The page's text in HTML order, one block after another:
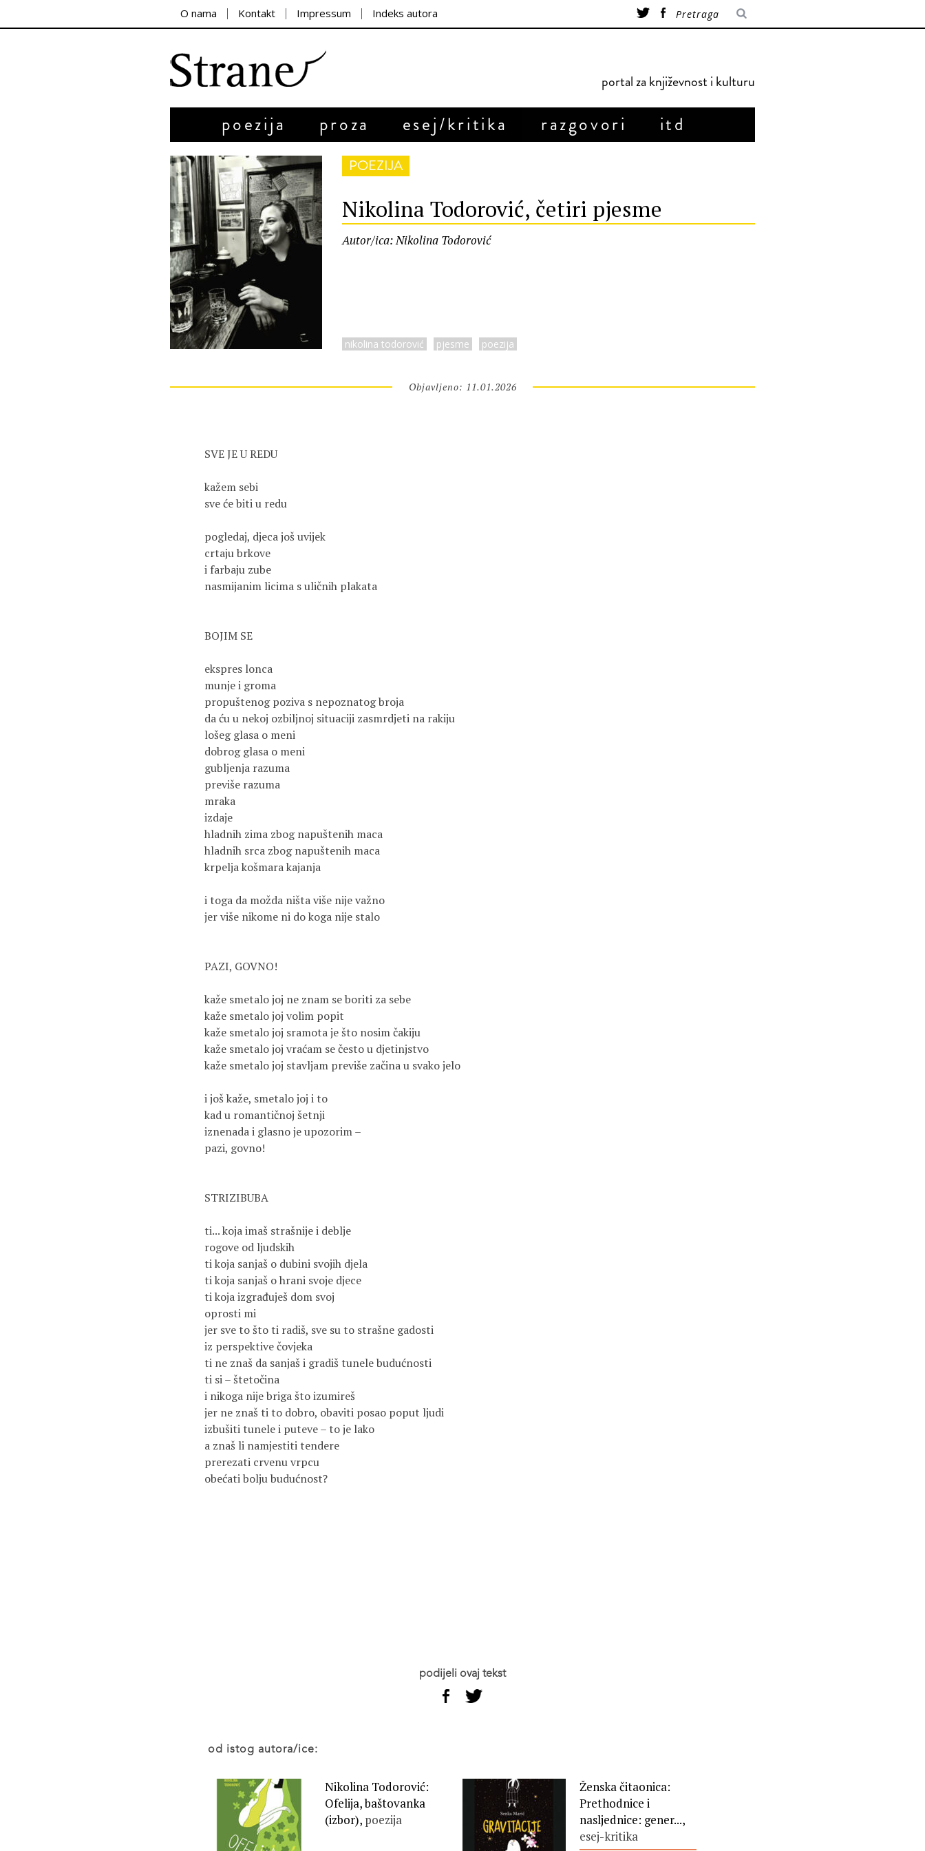
O nama Kontakt Impressum Indeks autora
portal za književnost i kulturu
poezija proza esej/kritika razgovori itd
POEZIJA
Nikolina Todorović, četiri pjesme
Autor/ica: Nikolina Todorović
nikolina todorović pjesme poezija
Objavljeno: 11.01.2026
SVE JE U REDU
kažem sebi
sve će biti u redu
pogledaj, djeca još uvijek
crtaju brkove
i farbaju zube
nasmijanim licima s uličnih plakata
BOJIM SE
ekspres lonca
munje i groma
propuštenog poziva s nepoznatog broja
da ću u nekoj ozbiljnoj situaciji zasmrdjeti na rakiju
lošeg glasa o meni
dobrog glasa o meni
gubljenja razuma
previše razuma
mraka
izdaje
hladnih zima zbog napuštenih maca
hladnih srca zbog napuštenih maca
krpelja košmara kajanja
i toga da možda ništa više nije važno
jer više nikome ni do koga nije stalo
PAZI, GOVNO!
kaže smetalo joj ne znam se boriti za sebe
kaže smetalo joj volim popit
kaže smetalo joj sramota je što nosim čakiju
kaže smetalo joj vraćam se često u djetinjstvo
kaže smetalo joj stavljam previše začina u svako jelo
i još kaže, smetalo joj i to
kad u romantičnoj šetnji
iznenada i glasno je upozorim –
pazi, govno!
STRIZIBUBA
ti... koja imaš strašnije i deblje
rogove od ljudskih
ti koja sanjaš o dubini svojih djela
ti koja sanjaš o hrani svoje djece
ti koja izgrađuješ dom svoj
oprosti mi
jer sve to što ti radiš, sve su to strašne gadosti
iz perspektive čovjeka
ti ne znaš da sanjaš i gradiš tunele budućnosti
ti si – štetočina
i nikoga nije briga što izumireš
jer ne znaš ti to dobro, obaviti posao poput ljudi
izbušiti tunele i puteve – to je lako
a znaš li namjestiti tendere
prerezati crvenu vrpcu
obećati bolju budućnost?
podijeli ovaj tekst
od istog autora/ice:
Nikolina Todorović:
Ofelija, baštovanka
(izbor), poezija
Ženska čitaonica:
Prethodnice i
nasljednice: gener...,
esej-kritika